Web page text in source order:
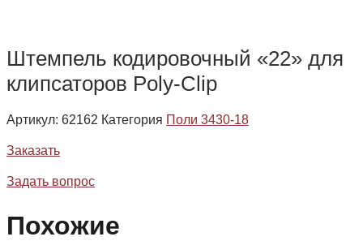
Штемпель кодировочный «22» для
клипсаторов Poly-Clip
Артикул: 62162 Категория Поли 3430-18
Заказать
Задать вопрос
Похожие